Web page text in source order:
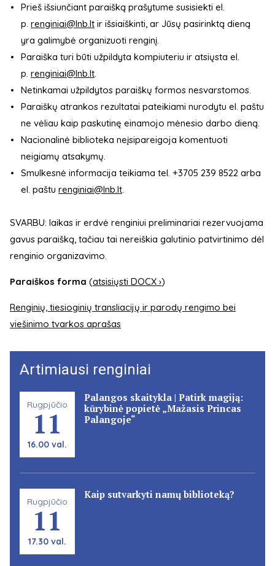
Prieš išsiunčiant paraišką prašytume susisiekti el.
p. renginiai@lnb.lt ir išsiaiškinti, ar Jūsų pasirinktą dieną
yra galimybė organizuoti renginį.
Paraiška turi būti užpildyta kompiuteriu ir atsiųsta el.
p. renginiai@lnb.lt
Netinkamai užpildytos paraiškų formos nesvarstomos.
Paraiškų atrankos rezultatai pateikiami nurodytu el. paštu
ne vėliau kaip paskutinę einamojo mėnesio darbo dieną.
Nacionalinė biblioteka neįsipareigoja komentuoti
neigiamų atsakymų.
Smulkesnė informacija teikiama tel. +3705 239 8522 arba
el. paštu renginiai@lnb.lt
SVARBU: laikas ir erdvė renginiui preliminariai rezervuojama
gavus paraišką, tačiau tai nereiškia galutinio patvirtinimo dėl
renginio organizavimo.
Paraiškos forma (atsisiųsti DOCX ›)
Renginių, tiesioginių transliacijų ir parodų rengimo bei
viešinimo tvarkos aprašas
Artimiausi renginiai
Rugpjūčio
11
16.00 val.
Palangos skaitykla | Patirk magiją:
kūrybinė popietė „Mažasis Princas
Palangoje“
Rugpjūčio
11
17.30 val.
Kaip sutvarkyti namų biblioteką?